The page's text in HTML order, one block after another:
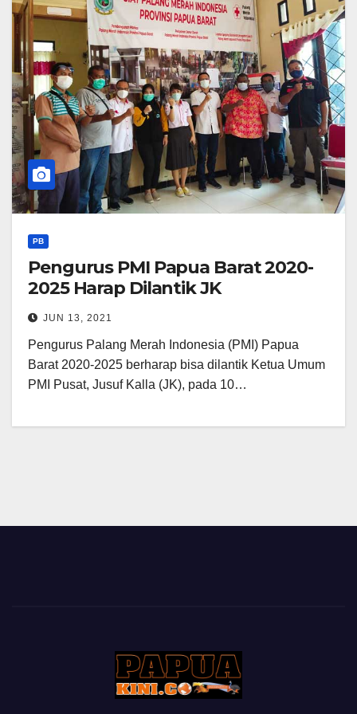
PB
Pengurus PMI Papua Barat 2020-
2025 Harap Dilantik JK
JUN 13, 2021
Pengurus Palang Merah Indonesia (PMI) Papua
Barat 2020-2025 berharap bisa dilantik Ketua Umum
PMI Pusat, Jusuf Kalla (JK), pada 10…